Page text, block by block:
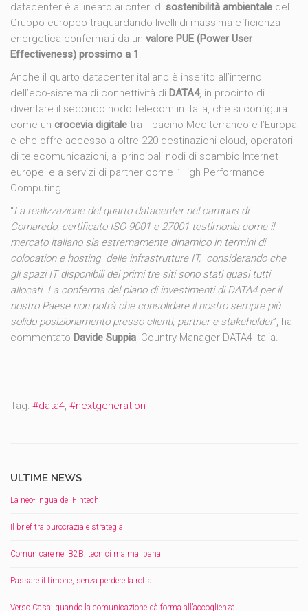
datacenter è allineato ai criteri di sostenibilità ambientale del
Gruppo europeo traguardando livelli di massima efficienza
energetica confermati da un valore PUE (Power User
Effectiveness) prossimo a 1.
Anche il quarto datacenter italiano è inserito all’interno
dell’eco-sistema di connettività di DATA4, in procinto di
diventare il secondo nodo telecom in Italia, che si configura
come un crocevia digitale tra il bacino Mediterraneo e l’Europa
e che offre accesso a oltre 220 destinazioni cloud, operatori
di telecomunicazioni, ai principali nodi di scambio Internet
europei e a servizi di partner come l’High Performance
Computing.
“La realizzazione del quarto datacenter nel campus di
Cornaredo, certificato ISO 9001 e 27001 testimonia come il
mercato italiano sia estremamente dinamico in termini di
colocation e hosting delle infrastrutture IT, considerando che
gli spazi IT disponibili dei primi tre siti sono stati quasi tutti
allocati. La conferma del piano di investimenti di DATA4 per il
nostro Paese non potrà che consolidare il nostro sempre più
solido posizionamento presso clienti, partner e stakeholder”, ha
commentato Davide Suppia, Country Manager DATA4 Italia.
Tag: #data4, #nextgeneration
ULTIME NEWS
La neo-lingua del Fintech
Il brief tra burocrazia e strategia
Comunicare nel B2B: tecnici ma mai banali
Passare il timone, senza perdere la rotta
Verso Casa: quando la comunicazione dà forma all’accoglienza